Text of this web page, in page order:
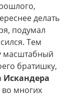
делать
подумал
Тем
масштабный
братишку,
Искандера
во многих